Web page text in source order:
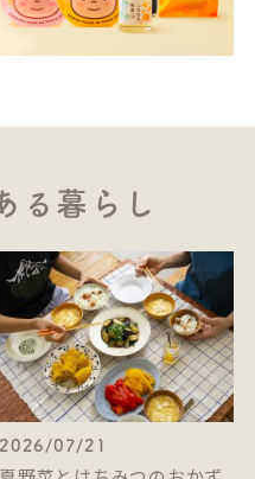
る暮らし
2026/07/21